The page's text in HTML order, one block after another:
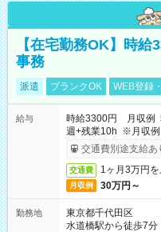
【在宅勤務OK】時
事務
派遣 ブランクOK WEB登録
給与
時給3300円 月収例
週+残業10h ※月収例
交通費別途支給あ
交通費 1ヶ月3万円
月収例 30万円～
勤務地
東京都千代田区
水道橋駅から徒歩7分